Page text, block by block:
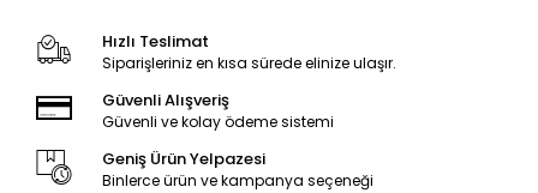
Hızlı Teslimat
Siparişleriniz en kısa sürede elinize ulaşır.
Güvenli Alışveriş
Güvenli ve kolay ödeme sistemi
Geniş Ürün Yelpazesi
Binlerce ürün ve kampanya seçeneği